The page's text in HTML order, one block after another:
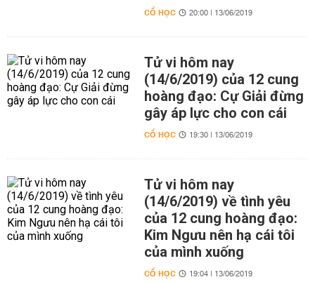
CỔ HỌC 20:00 | 13/06/2019
Tử vi hôm nay
(14/6/2019) của 12 cung
hoàng đạo: Cự Giải đừng
gây áp lực cho con cái
CỔ HỌC 19:30 | 13/06/2019
Tử vi hôm nay
(14/6/2019) về tình yêu
của 12 cung hoàng đạo:
Kim Ngưu nên hạ cái tôi
của mình xuống
CỔ HỌC 19:04 | 13/06/2019